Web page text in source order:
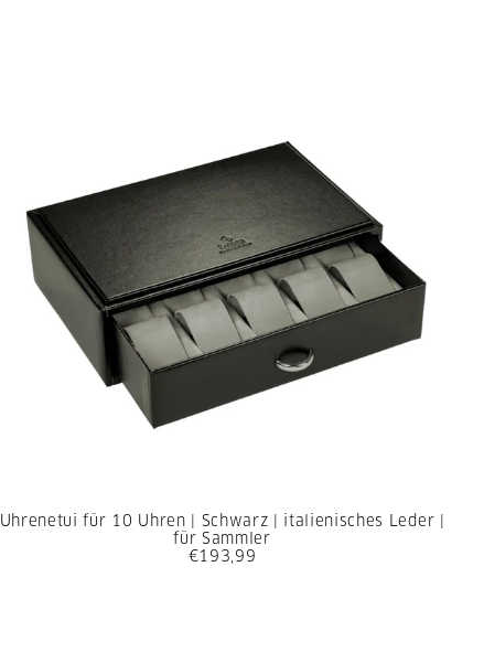
Uhrenetui für 10 Uhren | Schwarz | italienisches Leder |
für Sammler
€193,99